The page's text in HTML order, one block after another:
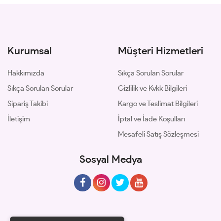
Kurumsal
Hakkımızda
Sıkça Sorulan Sorular
Sipariş Takibi
İletişim
Müşteri Hizmetleri
Sıkça Sorulan Sorular
Gizlilik ve Kvkk Bilgileri
Kargo ve Teslimat Bilgileri
İptal ve İade Koşulları
Mesafeli Satış Sözleşmesi
Sosyal Medya